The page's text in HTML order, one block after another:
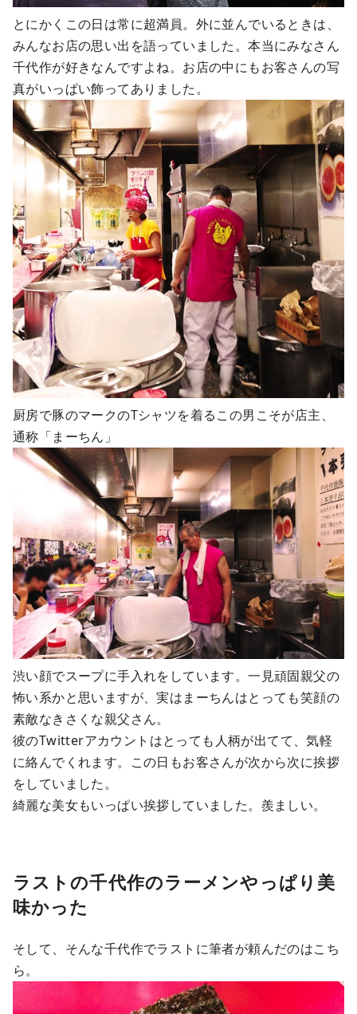
とにかくこの日は常に超満員。外に並んでいるときは、
みんなお店の思い出を語っていました。本当にみなさん
千代作が好きなんですよね。お店の中にもお客さんの写
真がいっぱい飾ってありました。
厨房で豚のマークのTシャツを着るこの男こそが店主、
通称「まーちん」
渋い顔でスープに手入れをしています。一見頑固親父の
怖い系かと思いますが、実はまーちんはとっても笑顔の
素敵なきさくな親父さん。
彼のTwitterアカウントはとっても人柄が出てて、気軽
に絡んでくれます。この日もお客さんが次から次に挨拶
をしていました。
綺麗な美女もいっぱい挨拶していました。羨ましい。
ラストの千代作のラーメンやっぱり美
味かった
そして、そんな千代作でラストに筆者が頼んだのはこち
ら。